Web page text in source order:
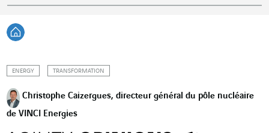
Retour à l'accueil
ENERGY TRANSFORMATION
Christophe Caizergues, directeur général du pôle nucléaire
de VINCI Energies